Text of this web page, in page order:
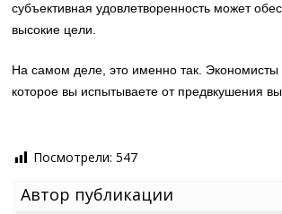
субъективная удовлетворенность может
высокие цели.
На самом деле, это именно так. Экономисты
которое вы испытываете от предвкушения
Посмотрели: 547
Автор публикации